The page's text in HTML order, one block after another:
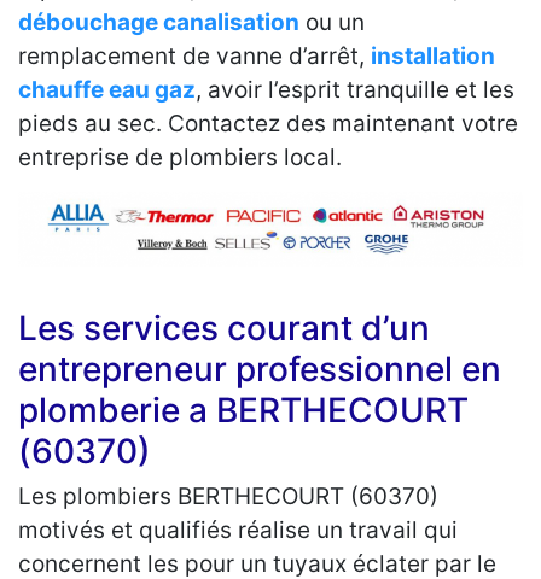
débouchage canalisation ou un
remplacement de vanne d’arrêt, installation
chauffe eau gaz, avoir l’esprit tranquille et les
pieds au sec. Contactez des maintenant votre
entreprise de plombiers local.
Les services courant d’un
entrepreneur professionnel en
plomberie a BERTHECOURT
(60370)
Les plombiers BERTHECOURT (60370)
motivés et qualifiés réalise un travail qui
concernent les pour un tuyaux éclater par le